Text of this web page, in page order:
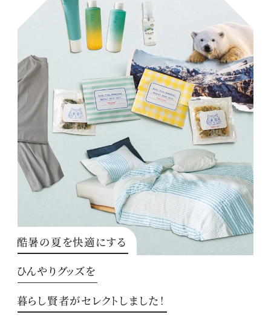
酷暑の夏を快適にする
ひんやりグッズを
暮らし賢者がセレクトしました！